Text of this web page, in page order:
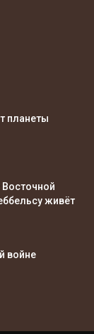
планеты
живёт
войне